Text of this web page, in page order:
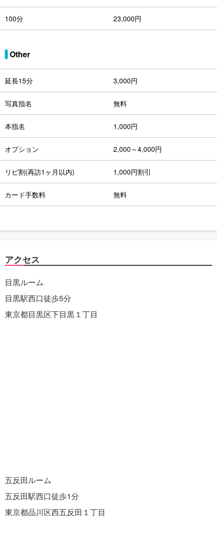
100分 23,000円
Other
延長15分 3,000円
写真指名 無料
本指名 1,000円
オプション 2,000～4,000円
リピ割(再訪1ヶ月以内) 1,000円割引
カード手数料 無料
アクセス
目黒ルーム
目黒駅西口徒歩5分
東京都目黒区下目黒１丁目
五反田ルーム
五反田駅西口徒歩1分
東京都品川区西五反田１丁目